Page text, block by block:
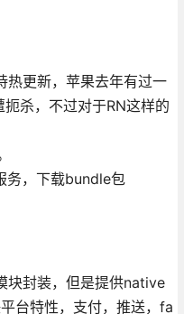
更新，苹果去年有过一
杀，不过对于RN这样的
务，下载bundle包
块封装，但是提供native
台特性，支付，推送，fa